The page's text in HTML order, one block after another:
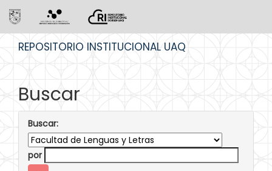
REPOSITORIO INSTITUCIONAL UAQ
Buscar
Buscar:
por